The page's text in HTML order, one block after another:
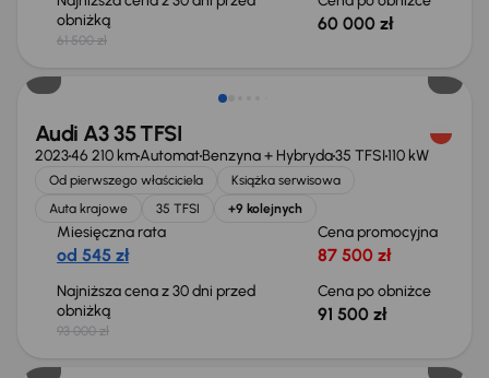
obniżką
61 500 zł
60 000 zł
Taniej o 1 500 zł
Audi A3 35 TFSI
202346 210 kmAutomatBenzyna + Hybryda35 TFSI110 kW
Od pierwszego właściciela
Książka serwisowa
Auta krajowe
35 TFSI +9 kolejnych
Miesięczna rata
od 545 zł
Cena promocyjna
87 500 zł
Najniższa cena z 30 dni przed
obniżką
93 000 zł
Cena po obniżce
91 500 zł